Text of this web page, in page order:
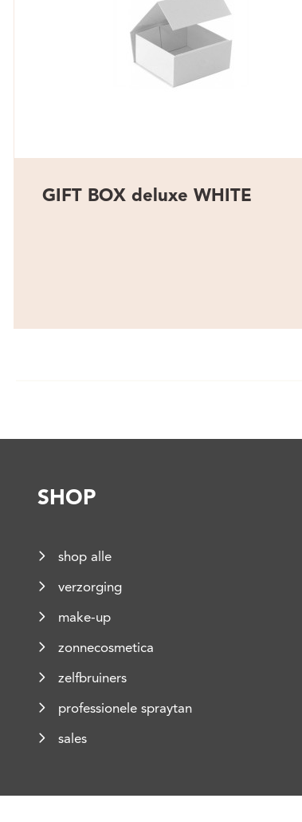
GIFT BOX deluxe WHITE
SHOP
shop alle
verzorging
make-up
zonnecosmetica
zelfbruiners
professionele spraytan
sales